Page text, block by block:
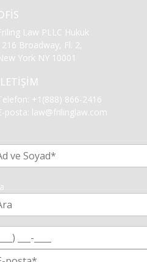
Law PLLC Hukuk
Broadway, Fl. 2,
York NY 10001
+1(888) 866-2416
posta: law@frilinglaw.com